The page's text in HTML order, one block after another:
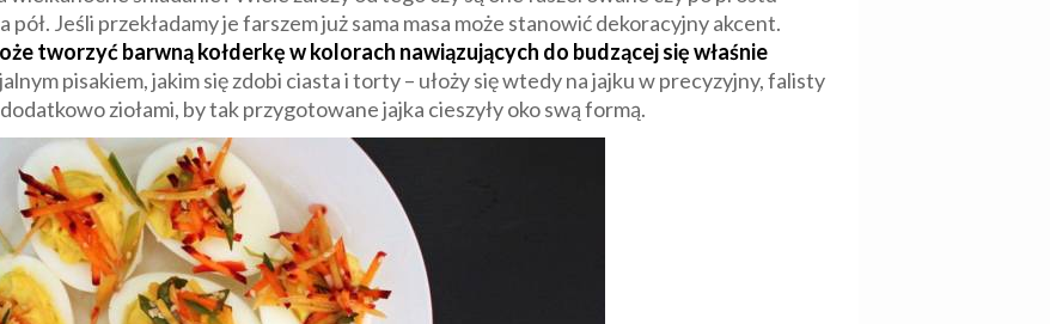
Jeśli przekładamy je farszem już sama masa może stanowić dekoracyjny akcent.
tworzyć barwną kołderkę w kolorach nawiązujących do budzącej się właśnie
pisakiem, jakim się zdobi ciasta i torty – ułoży się wtedy na jajku w precyzyjny, falisty
ziołami, by tak przygotowane jajka cieszyły oko swą formą.